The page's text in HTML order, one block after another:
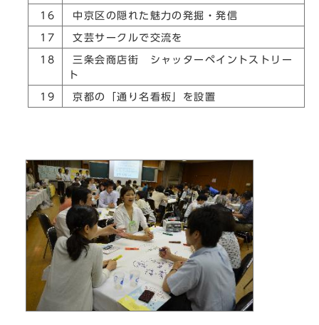
16 中京区の隠れた魅力の発掘・発信
17 文芸サークルで交流を
18
三条会商店街 シャッターペイントストリー
ト
19 京都の「通り名看板」を設置